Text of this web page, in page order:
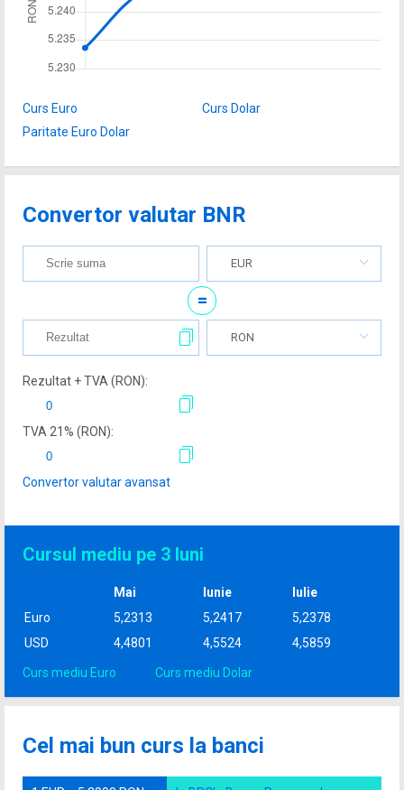
Curs Euro
Curs Dolar
Paritate Euro Dolar
Convertor valutar BNR
EUR
=
RON
Rezultat + TVA (RON):
TVA 21% (RON):
Convertor valutar avansat
Cursul mediu pe 3 luni
Mai Iunie
Iulie
Euro
5,2313 5,2417
5,2378
USD
4,4801 4,5524 4,5859
Curs mediu Euro Curs mediu Dolar
Cel mai bun curs la banci